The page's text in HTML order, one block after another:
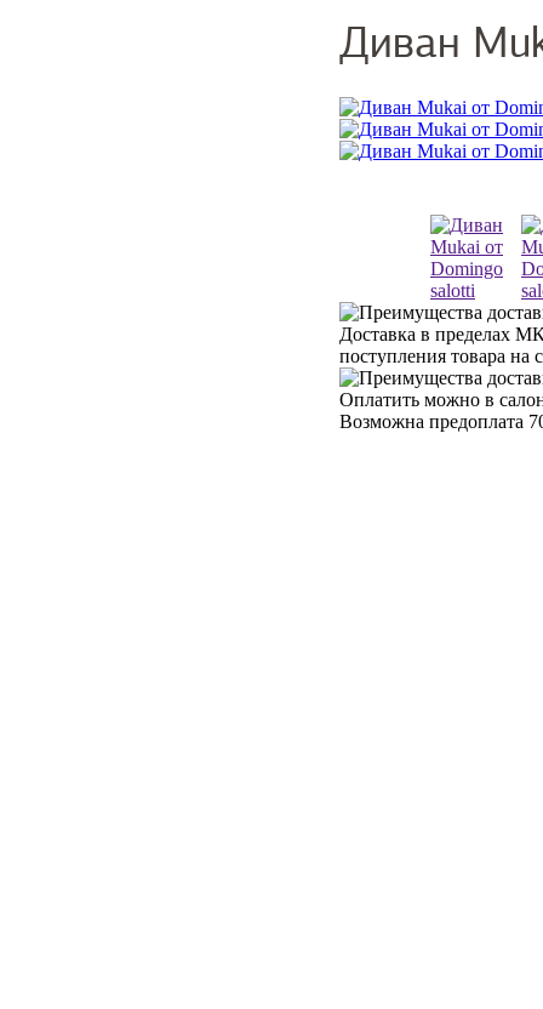
Диван
Доставка в пределах
поступления товара на
Оплатить можно в
Возможна предоплата